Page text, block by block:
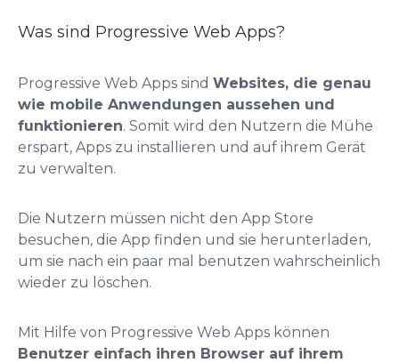
Was sind Progressive Web Apps?
Progressive Web Apps sind Websites, die genau
wie mobile Anwendungen aussehen und
funktionieren. Somit wird den Nutzern die Mühe
erspart, Apps zu installieren und auf ihrem Gerät
zu verwalten.
Die Nutzern müssen nicht den App Store
besuchen, die App finden und sie herunterladen,
um sie nach ein paar mal benutzen wahrscheinlich
wieder zu löschen.
Mit Hilfe von Progressive Web Apps können
Benutzer einfach ihren Browser auf ihrem